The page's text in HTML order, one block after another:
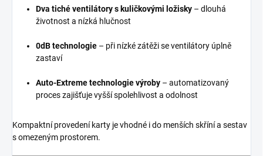
Dva tiché ventilátory s kuličkovými ložisky – dlouhá
životnost a nízká hlučnost
0dB technologie – při nízké zátěži se ventilátory úplně
zastaví
Auto-Extreme technologie výroby – automatizovaný
proces zajišťuje vyšší spolehlivost a odolnost
Kompaktní provedení karty je vhodné i do menších skříní a sestav
s omezeným prostorem.